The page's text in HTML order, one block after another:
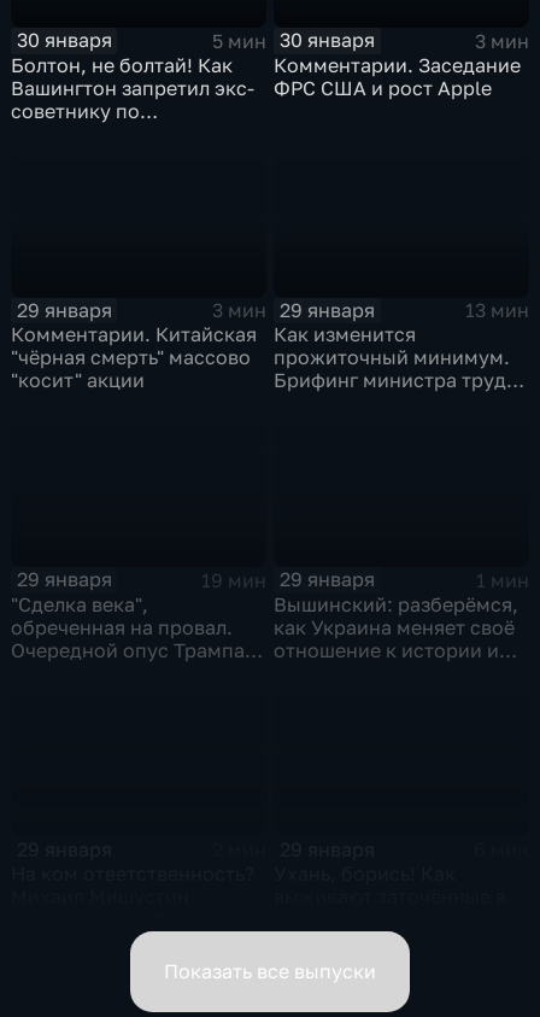
30 января
5 мин
Болтон, не болтай! Как
Вашингтон запретил экс-
советнику по
30 января
3 мин
Комментарии. Заседание
ФРС США и рост Apple
29 января
3 мин
Комментарии. Китайская
"чёрная смерть" массово
"косит" акции
29 января
13 мин
Как изменится
прожиточный минимум.
Брифинг министра труда
29 января
19 мин
"Сделка века",
обреченная на провал.
Очередной опус Трампа.
29 января
1 мин
Вышинский: разберёмся,
как Украина меняет своё
отношение к истории и
вице-премьеров
Показать все выпуски